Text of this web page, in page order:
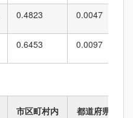
0.4823 0.0047
0.6453 0.0097
市区町村内 都道府県内